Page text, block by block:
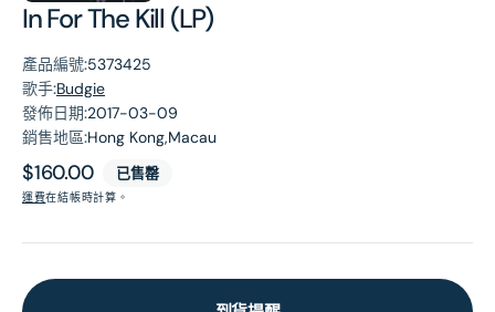
In For The Kill (LP)
產品編號:5373425
歌手:Budgie
發佈日期:2017-03-09
銷售地區:Hong Kong,Macau
原
價
$160.00 已售罄
運費在結帳時計算。